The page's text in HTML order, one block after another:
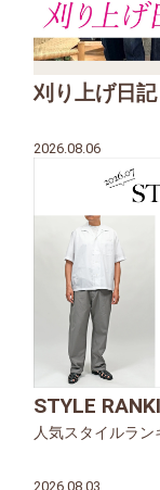
刈り上げ日
2026.08.06
STYLE
人気スタイルラ
2026.08.03